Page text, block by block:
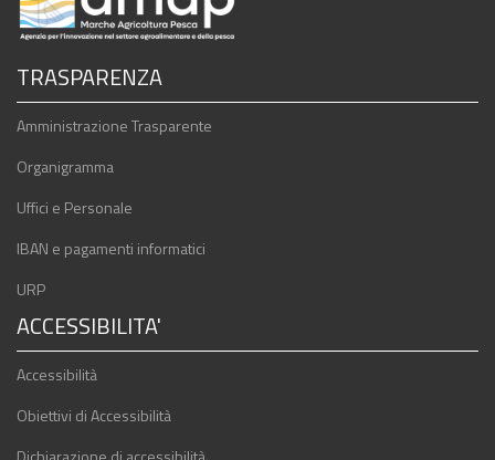
TRASPARENZA
Amministrazione Trasparente
Organigramma
Uffici e Personale
IBAN e pagamenti informatici
URP
ACCESSIBILITA'
Accessibilità
Obiettivi di Accessibilità